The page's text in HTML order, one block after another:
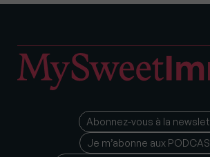
Abonnez-vous à la
Je m’abonne aux